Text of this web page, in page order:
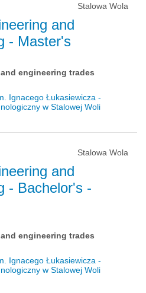
Stalowa Wola
and
- Master's
engineering trades
Ignacego Łukasiewicza -
w Stalowej Woli
Stalowa Wola
and
- Bachelor's -
engineering trades
Ignacego Łukasiewicza -
w Stalowej Woli